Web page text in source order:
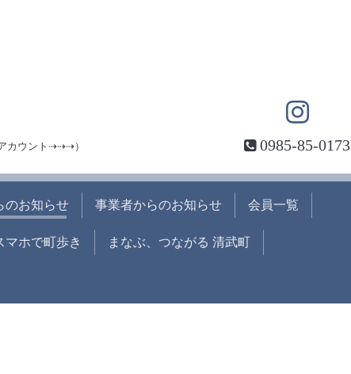
ウント⇢⇢⇢） 0985-85-0173
のお知らせ 事業者からのお知らせ 会員一覧
マホで町歩き まなぶ、つながる 清武町